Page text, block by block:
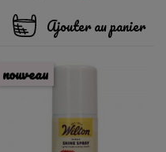
baseAjouter au panier
nouveau